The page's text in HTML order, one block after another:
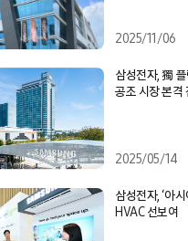
2025/11/06
삼성전자, 獨
공조 시장 본격
2025/05/14
삼성전자, ‘아
HVAC 선보여